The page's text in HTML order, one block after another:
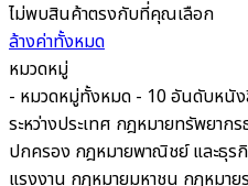
ไม่พบสินค้าตรงกับที่คุณเลือก
ล้างค่าทั้งหมด
หมวดหมู่
- หมวดหมู่ทั้งหมด - 10 อันดับหนั
ระหว่างประเทศ กฎหมายทรัพยากร
ปกครอง กฎหมายพาณิชย์ และธุร
แรงงาน กฎหมายมหาชน กฎหมาย